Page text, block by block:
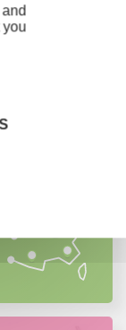
you